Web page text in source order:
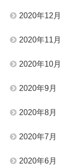
2020年12月
2020年11月
2020年10月
2020年9月
2020年8月
2020年7月
2020年6月